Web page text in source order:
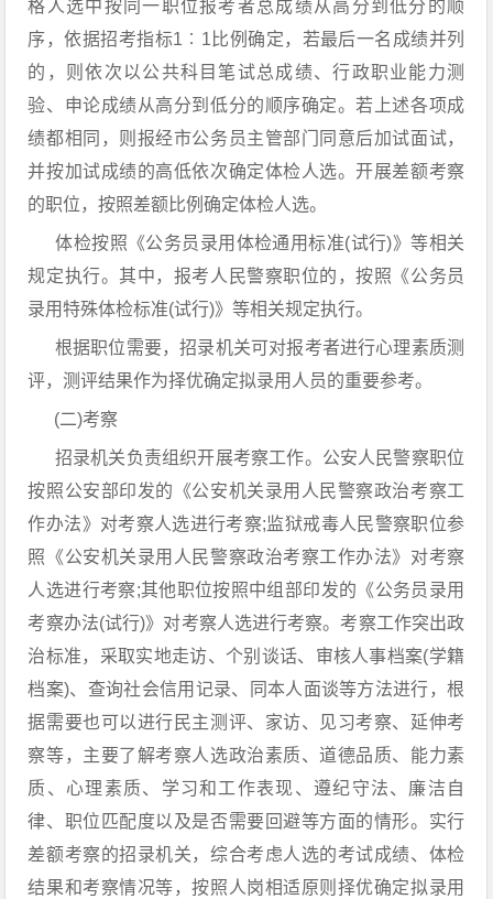
格人选中按同一职位报考者总成绩从高分到低分的顺
序，依据招考指标1︰1比例确定，若最后一名成绩并列
的，则依次以公共科目笔试总成绩、行政职业能力测
验、申论成绩从高分到低分的顺序确定。若上述各项成
绩都相同，则报经市公务员主管部门同意后加试面试，
并按加试成绩的高低依次确定体检人选。开展差额考察
的职位，按照差额比例确定体检人选。
体检按照《公务员录用体检通用标准(试行)》等相关
规定执行。其中，报考人民警察职位的，按照《公务员
录用特殊体检标准(试行)》等相关规定执行。
根据职位需要，招录机关可对报考者进行心理素质测
评，测评结果作为择优确定拟录用人员的重要参考。
(二)考察
招录机关负责组织开展考察工作。公安人民警察职位
按照公安部印发的《公安机关录用人民警察政治考察工
作办法》对考察人选进行考察;监狱戒毒人民警察职位参
照《公安机关录用人民警察政治考察工作办法》对考察
人选进行考察;其他职位按照中组部印发的《公务员录用
考察办法(试行)》对考察人选进行考察。考察工作突出政
治标准，采取实地走访、个别谈话、审核人事档案(学籍
档案)、查询社会信用记录、同本人面谈等方法进行，根
据需要也可以进行民主测评、家访、见习考察、延伸考
察等，主要了解考察人选政治素质、道德品质、能力素
质、心理素质、学习和工作表现、遵纪守法、廉洁自
律、职位匹配度以及是否需要回避等方面的情形。实行
差额考察的招录机关，综合考虑人选的考试成绩、体检
结果和考察情况等，按照人岗相适原则择优确定拟录用